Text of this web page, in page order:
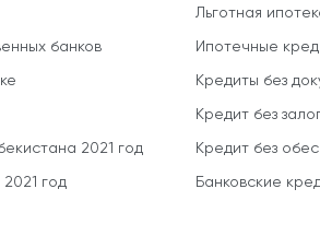
банков
2021 год
год
Льготная
Ипотечные
Кредиты без
Кредит без
Кредит без
Банковские